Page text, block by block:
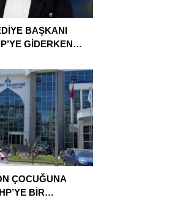
BAŞKANI
GİDERKEN
ÇOCUĞUNA
BİR